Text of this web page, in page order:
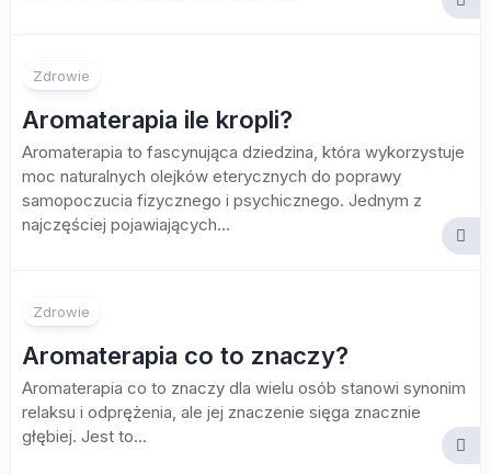
Zdrowie
Aromaterapia ile kropli?
Aromaterapia to fascynująca dziedzina, która wykorzystuje
moc naturalnych olejków eterycznych do poprawy
samopoczucia fizycznego i psychicznego. Jednym z
najczęściej pojawiających...
Zdrowie
Aromaterapia co to znaczy?
Aromaterapia co to znaczy dla wielu osób stanowi synonim
relaksu i odprężenia, ale jej znaczenie sięga znacznie
głębiej. Jest to...